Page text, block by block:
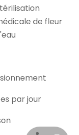
de fleur
par jour